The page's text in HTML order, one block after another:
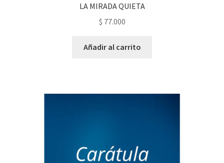
LA MIRADA QUIETA
$ 77.000
Añadir al carrito